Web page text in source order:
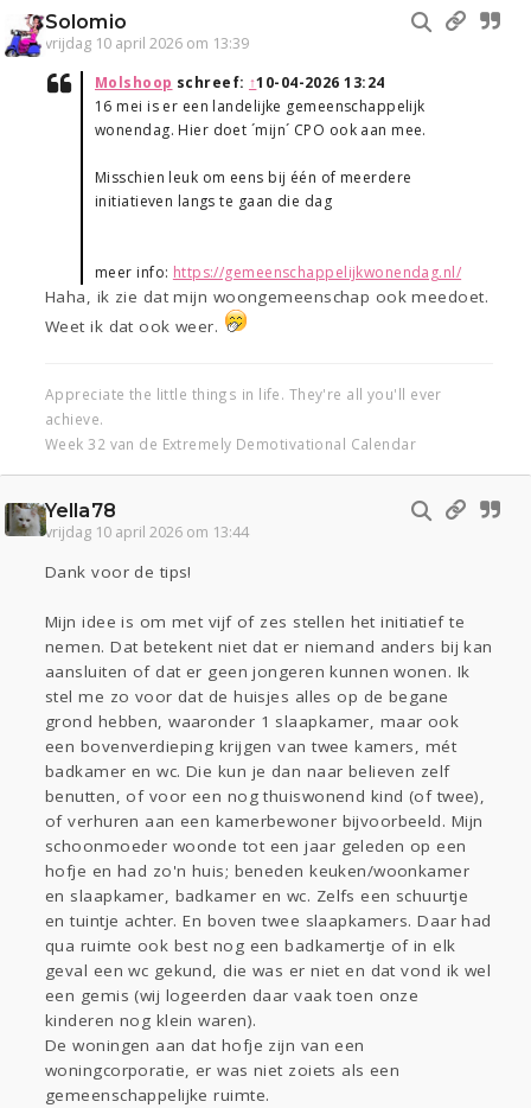
Solomio
vrijdag 10 april 2026 om 13:39
Molshoop schreef: ↑10-04-2026 13:24
16 mei is er een landelijke gemeenschappelijk
wonendag. Hier doet ´mijn´ CPO ook aan mee.
Misschien leuk om eens bij één of meerdere
initiatieven langs te gaan die dag
meer info: https://gemeenschappelijkwonendag.nl/
Haha, ik zie dat mijn woongemeenschap ook meedoet.
Weet ik dat ook weer.
Appreciate the little things in life. They're all you'll ever
achieve.
Week 32 van de Extremely Demotivational Calendar
Yella78
vrijdag 10 april 2026 om 13:44
Dank voor de tips!
Mijn idee is om met vijf of zes stellen het initiatief te
nemen. Dat betekent niet dat er niemand anders bij kan
aansluiten of dat er geen jongeren kunnen wonen. Ik
stel me zo voor dat de huisjes alles op de begane
grond hebben, waaronder 1 slaapkamer, maar ook
een bovenverdieping krijgen van twee kamers, mét
badkamer en wc. Die kun je dan naar believen zelf
benutten, of voor een nog thuiswonend kind (of twee),
of verhuren aan een kamerbewoner bijvoorbeeld. Mijn
schoonmoeder woonde tot een jaar geleden op een
hofje en had zo'n huis; beneden keuken/woonkamer
en slaapkamer, badkamer en wc. Zelfs een schuurtje
en tuintje achter. En boven twee slaapkamers. Daar had
qua ruimte ook best nog een badkamertje of in elk
geval een wc gekund, die was er niet en dat vond ik wel
een gemis (wij logeerden daar vaak toen onze
kinderen nog klein waren).
De woningen aan dat hofje zijn van een
woningcorporatie, er was niet zoiets als een
gemeenschappelijke ruimte.